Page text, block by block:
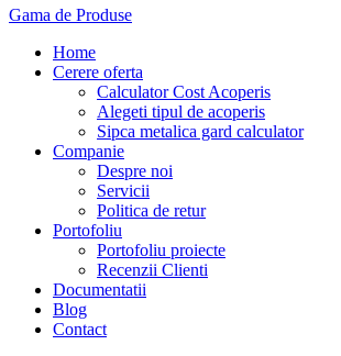
Gama de Produse
Home
Cerere oferta
Calculator Cost Acoperis
Alegeti tipul de acoperis
Sipca metalica gard calculator
Companie
Despre noi
Servicii
Politica de retur
Portofoliu
Portofoliu proiecte
Recenzii Clienti
Documentatii
Blog
Contact